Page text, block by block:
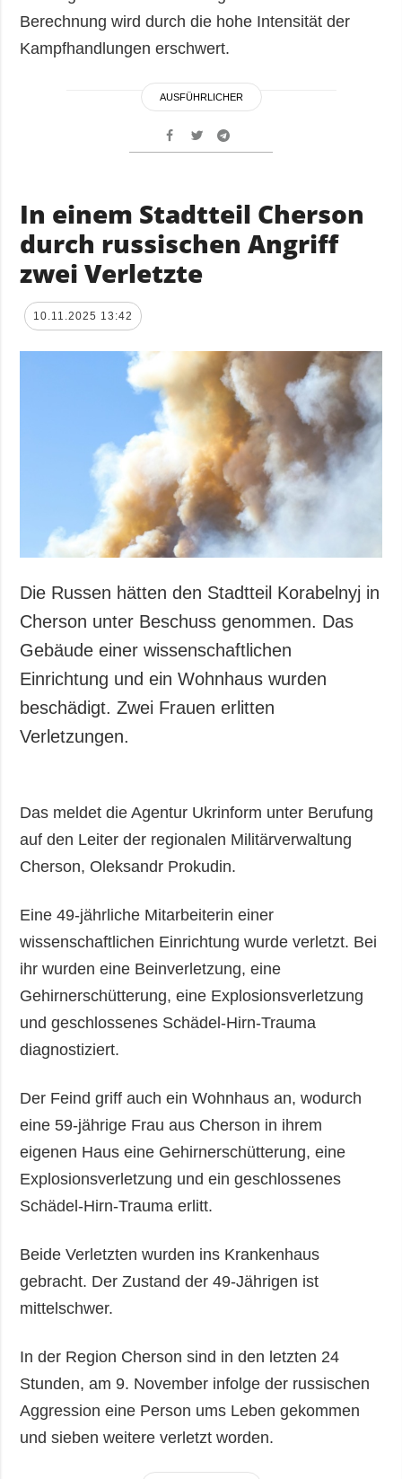
Berechnung wird durch die hohe Intensität der
Kampfhandlungen erschwert.
AUSFÜHRLICHER
In einem Stadtteil Cherson
durch russischen Angriff
zwei Verletzte
10.11.2025 13:42
Die Russen hätten den Stadtteil Korabelnyj in
Cherson unter Beschuss genommen. Das
Gebäude einer wissenschaftlichen
Einrichtung und ein Wohnhaus wurden
beschädigt. Zwei Frauen erlitten
Verletzungen.
Das meldet die Agentur Ukrinform unter Berufung
auf den Leiter der regionalen Militärverwaltung
Cherson, Oleksandr Prokudin.
Eine 49-jährliche Mitarbeiterin einer
wissenschaftlichen Einrichtung wurde verletzt. Bei
ihr wurden eine Beinverletzung, eine
Gehirnerschütterung, eine Explosionsverletzung
und geschlossenes Schädel-Hirn-Trauma
diagnostiziert.
Der Feind griff auch ein Wohnhaus an, wodurch
eine 59-jährige Frau aus Cherson in ihrem
eigenen Haus eine Gehirnerschütterung, eine
Explosionsverletzung und ein geschlossenes
Schädel-Hirn-Trauma erlitt.
Beide Verletzten wurden ins Krankenhaus
gebracht. Der Zustand der 49-Jährigen ist
mittelschwer.
In der Region Cherson sind in den letzten 24
Stunden, am 9. November infolge der russischen
Aggression eine Person ums Leben gekommen
und sieben weitere verletzt worden.